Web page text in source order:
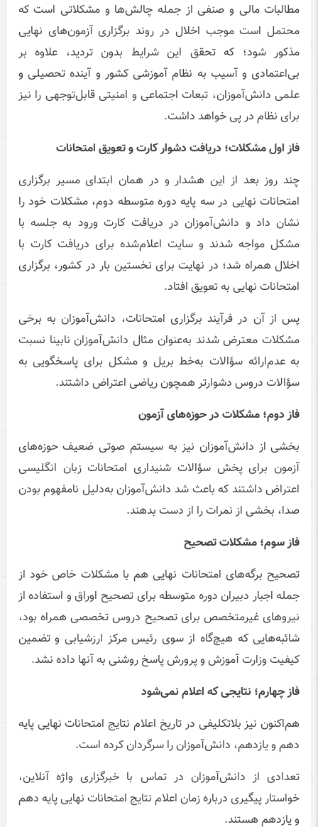
مطالبات مالی و صنفی از جمله چالش‌ها و مشکلاتی است که
محتمل است موجب اخلال در روند برگزاری آزمون‌های نهایی
مذکور شود؛ که تحقق این شرایط بدون تردید، علاوه بر
بی‌اعتمادی و آسیب به نظام آموزشی کشور و آینده تحصیلی و
علمی دانش‌آموزان، تبعات اجتماعی و امنیتی قابل‌توجهی را نیز
برای نظام در پی خواهد داشت.
فاز اول مشکلات؛ دریافت دشوار کارت و تعویق امتحانات
چند روز بعد از این هشدار و در همان ابتدای مسیر برگزاری
امتحانات نهایی در سه پایه دوره متوسطه دوم، مشکلات خود را
نشان داد و دانش‌آموزان در دریافت کارت ورود به جلسه با
مشکل مواجه شدند و سایت اعلام‌شده برای دریافت کارت با
اخلال همراه شد؛ در نهایت برای نخستین بار در کشور، برگزاری
امتحانات نهایی به تعویق افتاد.
پس از آن در فرآیند برگزاری امتحانات، دانش‌آموزان به برخی
مشکلات معترض شدند به‌عنوان مثال دانش‌آموزان نابینا نسبت
به عدم‌ارائه سؤالات به‌خط بریل و مشکل برای پاسخگویی به
سؤالات دروس دشوارتر همچون ریاضی اعتراض داشتند.
فاز دوم؛ مشکلات در حوزه‌های آزمون
بخشی از دانش‌آموزان نیز به سیستم صوتی ضعیف حوزه‌های
آزمون برای پخش سؤالات شنیداری امتحانات زبان انگلیسی
اعتراض داشتند که باعث شد دانش‌آموزان به‌دلیل نامفهوم بودن
صدا، بخشی از نمرات را از دست بدهند.
فاز سوم؛ مشکلات تصحیح
تصحیح برگه‌های امتحانات نهایی هم با مشکلات خاص خود از
جمله اجبار دبیران دوره متوسطه برای تصحیح اوراق و استفاده از
نیروهای غیرمتخصص برای تصحیح دروس تخصصی همراه بود،
شائبه‌هایی که هیچ‌گاه از سوی رئیس مرکز ارزشیابی و تضمین
کیفیت وزارت آموزش و پرورش پاسخ روشنی به آنها داده نشد.
فاز چهارم؛ نتایجی که اعلام نمی‌شود
هم‌اکنون نیز بلاتکلیفی در تاریخ اعلام نتایج امتحانات نهایی پایه
دهم و یازدهم، دانش‌آموزان را سرگردان کرده است.
تعدادی از دانش‌آموزان در تماس با خبرگزاری واژه آنلاین،
خواستار پیگیری درباره زمان اعلام نتایج امتحانات نهایی پایه دهم
و یازدهم هستند.